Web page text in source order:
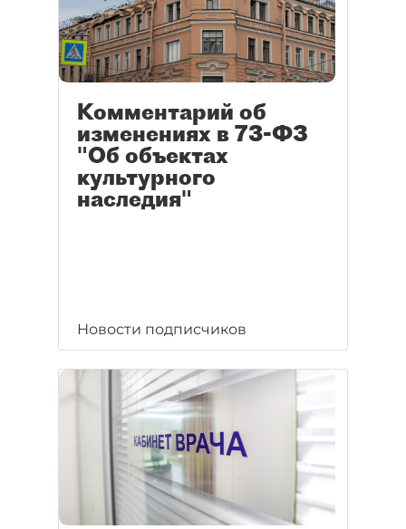
Комментарий об
изменениях в 73-ФЗ
"Об объектах
культурного
наследия"
Новости подписчиков